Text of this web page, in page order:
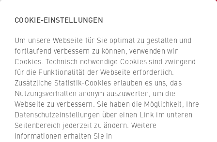
Z
u
ü
k
u
H
c
h
s
c
h
u
l
e
Z
u
r
ü
c
k
z
u
Demokratie gestalten
"Vorhandene Strukturen
nachhaltig verändern"
COOKIE-EINSTELLUNGEN
Um unsere Webseite für Sie optimal zu gestalten und
fortlaufend verbessern zu können, verwenden wir
Cookies. Technisch notwendige Cookies sind zwingend
für die Funktionalität der Webseite erforderlich.
Zusätzliche Statistik-Cookies erlauben es uns, das
Nutzungsverhalten anonym auszuwerten, um die
Webseite zu verbessern. Sie haben die Möglichkeit, Ihre
Datenschutzeinstellungen über einen Link im unteren
Seitenbereich jederzeit zu ändern. Weitere
Informationen erhalten Sie in